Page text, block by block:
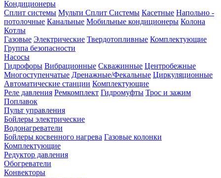
Кондиционеры
Сплит системы Мульти Сплит Системы Касетные Напольно -
потолочные Канальные Мобильные кондиционеры Колона
Котлы
Газовые Электрические Твердотопливные Комплектующие
Группа безопасности
Насосы
Гидрофоры Вибрационные Скважинные Центробежные
Многоступенчатые Дренажные/Фекальные Циркуляционные
Автоматические станции Комплектующие
Реле давления Ремкомплект Гидромуфты Трос и зажим
Поплавок
Пульт управления
Бойлеры электрические
Водонагреватели
Бойлеры косвенного нагрева Газовые колонки
Комплектующие
Редуктор давления
Обогреватели
Конвекторы